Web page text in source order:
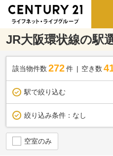
JR大阪環状線の駅
該当物件数 272件 空き数
駅で絞り込む
絞り込み条件： なし
空室のみ